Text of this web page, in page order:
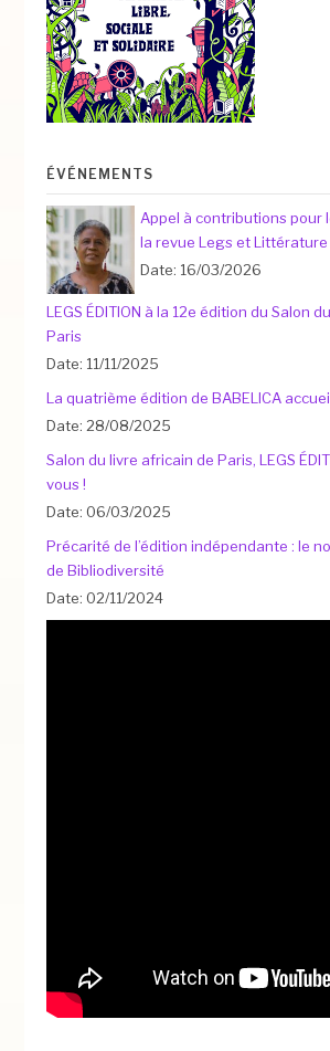
ÉVÉNEMENTS
Appel à contributions pour
la revue Legs et Littérature
Date: 16/03/2026
LEGS ÉDITION à la 12e édition du Salon
Paris
Date: 11/11/2025
La quatrième édition de BABELICA
Date: 28/08/2025
Salon du livre africain de Paris, LEGS
vous !
Date: 06/03/2025
Précarité de l’édition indépendante : le
de Bibliodiversité
Date: 02/11/2024